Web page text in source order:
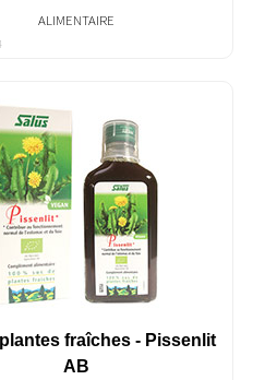
ALIMENTAIRE
fraîches - Pissenlit
AB